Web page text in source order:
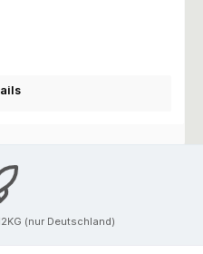
(nur Deutschland)